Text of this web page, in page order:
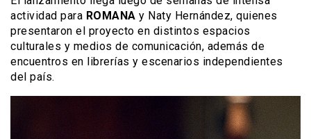
actividad para ROMANA y Naty Hernández, quienes
presentaron el proyecto en distintos espacios
culturales y medios de comunicación, además de
encuentros en librerías y escenarios independientes
del país.